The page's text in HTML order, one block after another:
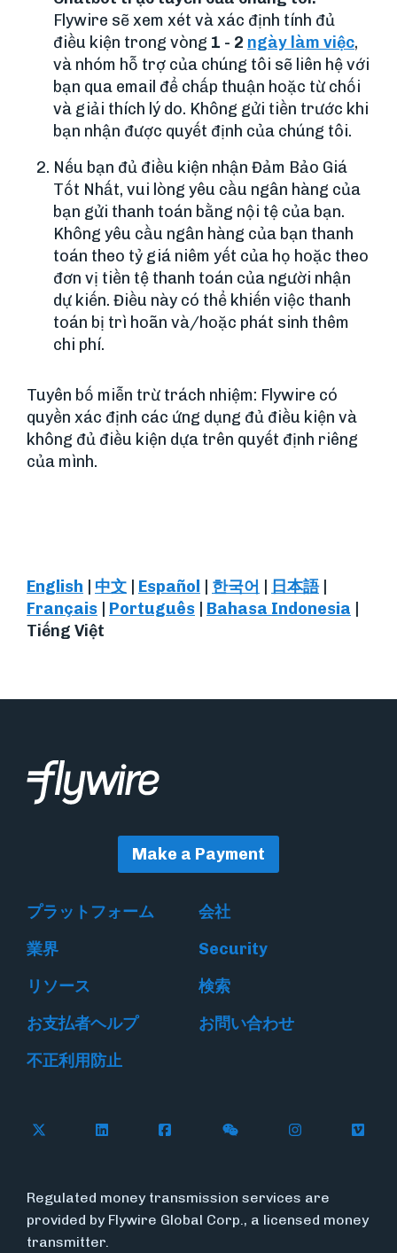
Flywire sẽ xem xét và xác định tính đủ
điều kiện trong vòng 1 - 2 ngày làm việc,
và nhóm hỗ trợ của chúng tôi sẽ liên hệ với
bạn qua email để chấp thuận hoặc từ chối
và giải thích lý do. Không gửi tiền trước khi
bạn nhận được quyết định của chúng tôi.
Nếu bạn đủ điều kiện nhận Đảm Bảo Giá
Tốt Nhất, vui lòng yêu cầu ngân hàng của
bạn gửi thanh toán bằng nội tệ của bạn.
Không yêu cầu ngân hàng của bạn thanh
toán theo tỷ giá niêm yết của họ hoặc theo
đơn vị tiền tệ thanh toán của người nhận
dự kiến. Điều này có thể khiến việc thanh
toán bị trì hoãn và/hoặc phát sinh thêm
chi phí.
Tuyên bố miễn trừ trách nhiệm: Flywire có
quyền xác định các ứng dụng đủ điều kiện và
không đủ điều kiện dựa trên quyết định riêng
của mình.
English 中文 Español 한국어 日本語|
Français
Português Bahasa Indonesia
Tiếng Việt
Make a Payment
プラットフォーム
会社
業界
Security
リソース
検索
お支払者ヘルプ
お問い合わせ
不正利用防止
Follow Flywire on X
Follow Flywire on LinkedIn
Follow Flywire on Facebook
Follow Flywire on
Follow
Regulated money transmission services are
provided by Flywire Global Corp., a licensed money
transmitter.